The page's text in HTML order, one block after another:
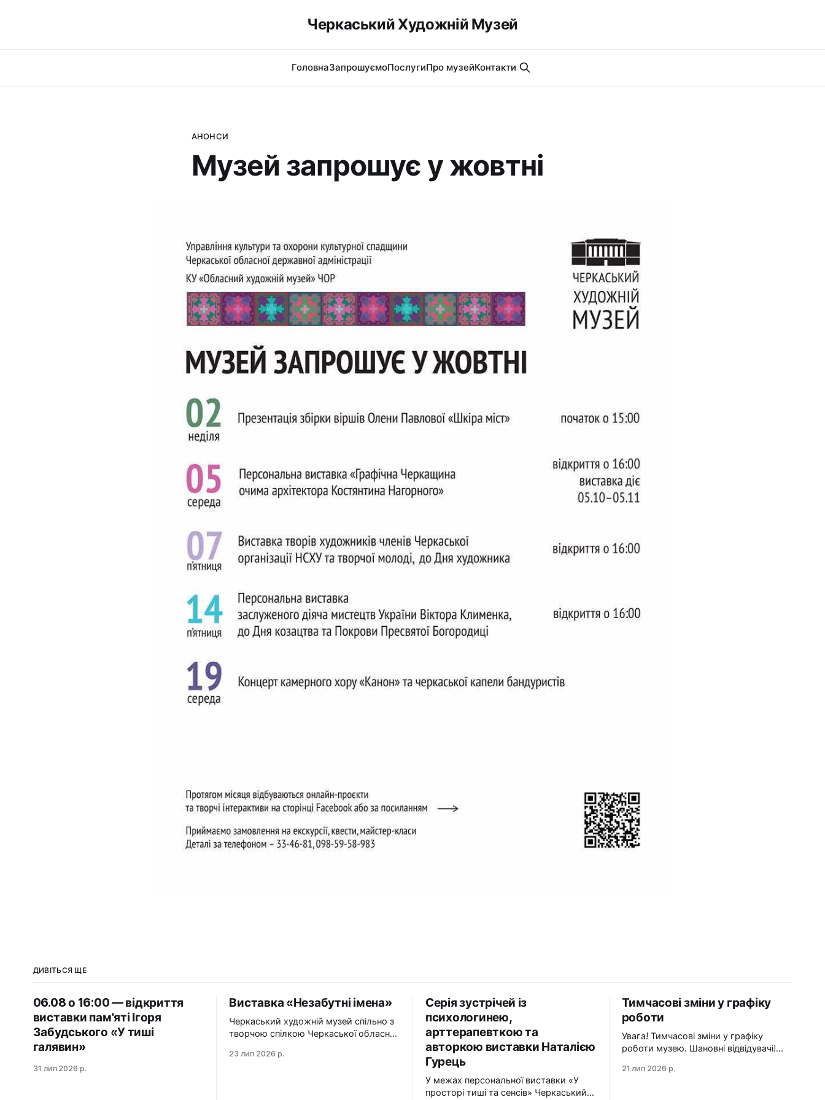
Черкаський Художній Музей
ГоловнаЗапрошуємоПослугиПро музейКонтакти
АНОНСИ
Музей запрошує у жовтні
ДИВІТЬСЯ ЩЕ
06.08 о 16:00 — відкриття
виставки пам'яті Ігоря
Забудського «У тиші
галявин»
31 лип 2026 р.
Виставка «Незабутні імена»
Черкаський художній музей спільно з
творчою спілкою Черкаської обласної
художників України презентує
23 лип 2026 р.
Серія зустрічей із
психологинею,
арттерапевткою та
авторкою виставки Наталією
Гурець
У межах персональної виставки «У
просторі тиші та сенсів» Черкаський
Тимчасові зміни у графіку
роботи
Увага! Тимчасові зміни у графіку
роботи музею. Шановні відвідувачі!
планування візиту до Черкаського
21 лип 2026 р.